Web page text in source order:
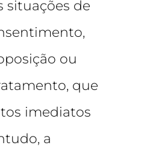
situações de
ou
que
imediatos
a